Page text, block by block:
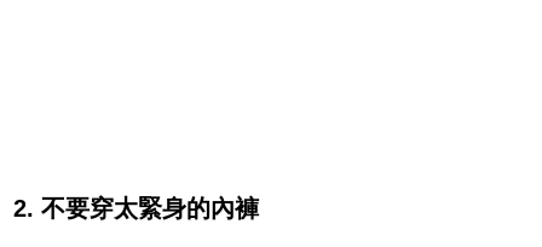
2. 不要穿太緊身的內褲